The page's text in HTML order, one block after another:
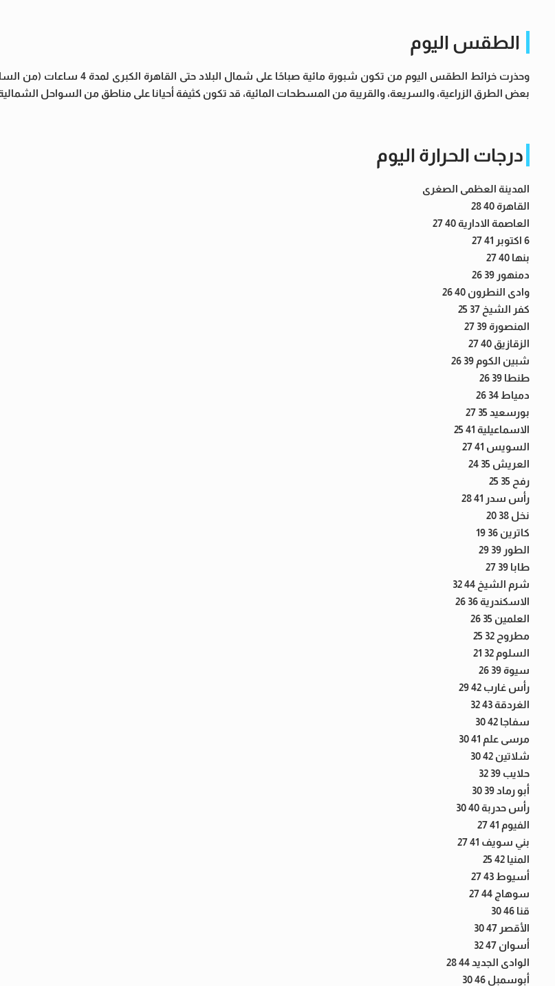
الطقس اليوم
بعض الطرق الزراعية، والسريعة، والقريبة من المسطحات المائية، قد تكون كثيفة أحيانا على مناطق من السواحل
درجات الحرارة اليوم
المدينة العظمى الصغرى
القاهرة 40 28
العاصمة الادارية 40 27
6 اكتوبر 41 27
بنها 40 27
دمنهور 39 26
وادى النطرون 40 26
كفر الشيخ 37 25
المنصورة 39 27
الزقازيق 40 27
شبين الكوم 39 26
طنطا 39 26
دمياط 34 26
بورسعيد 35 27
الاسماعيلية 41 25
السويس 41 27
العريش 35 24
رفح 35 25
رأس سدر 41 28
نخل 38 20
كاترين 36 19
الطور 39 29
طابا 39 27
شرم الشيخ 44 32
الاسكندرية 36 26
العلمين 35 26
مطروح 32 25
السلوم 32 21
سيوة 39 26
رأس غارب 42 29
الغردقة 43 32
سفاجا 42 30
مرسى علم 41 30
شلاتين 42 30
حلايب 39 32
أبو رماد 39 30
رأس حدربة 40 30
الفيوم 41 27
بني سويف 41 27
المنيا 42 25
أسيوط 43 27
سوهاج 44 27
قنا 46 30
الأقصر 47 30
أسوان 47 32
الوادى الجديد 44 28
أبوسمبل 46 30